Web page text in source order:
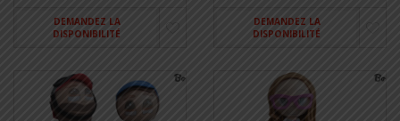
DEMANDEZ LA
DISPONIBILITÉ
DEMANDEZ LA
DISPONIBILITÉ